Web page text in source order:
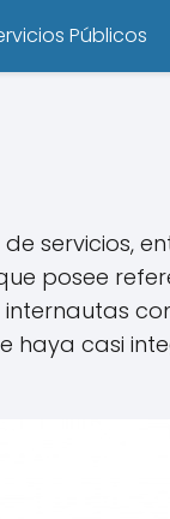
Públicos
servicios,
posee
haya casi